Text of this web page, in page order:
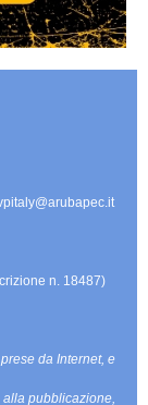
n. 18487)
da Internet, e
pubblicazione,